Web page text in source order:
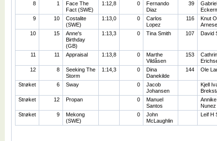
8 1
Face The
Fact (SWE)
1:12,8 0
Fernando
Diaz
39
9
10
Costalite
(SWE)
1:13,0 0
Carlos
Lopez
116
Knut O
10
15
Anne's
Birthday
(GB)
1:13,3 0 Tina Smith 107 David
11 11 Appraisal 1:13,8 0
Marthe
Vildåsen
153
12
8
Seeking The
Storm
1:14,3 0
Dina
Danekilde
144 Ole
Strøket 6 Sway 0
Jacob
Johansen
Kjell
Strøket
12 Propan 0
Manuel
Santos
Nunez
Strøket
9
Mekong
(SWE)
0
John
McLaughlin
Leif H